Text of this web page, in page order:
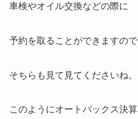
車検やオイル交換などの際に
予約を取ることができますので
そちらも見て見てくださいね。
このようにオートバックス決